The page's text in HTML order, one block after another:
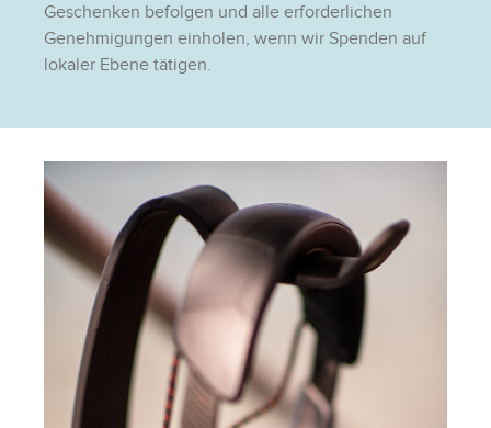
Geschenken befolgen und alle erforderlichen
Genehmigungen einholen, wenn wir Spenden auf
lokaler Ebene tätigen.